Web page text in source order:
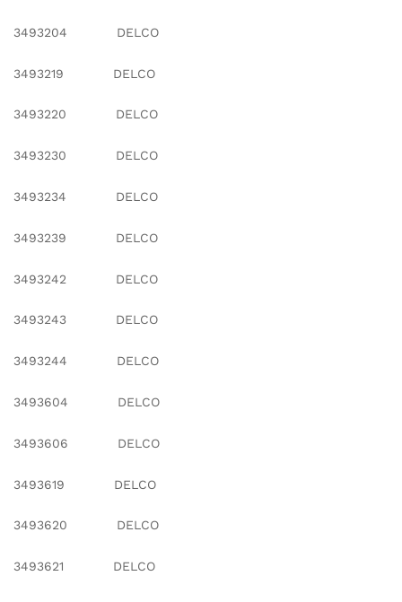
3493204 DELCO
3493219 DELCO
3493220 DELCO
3493230 DELCO
3493234 DELCO
3493239 DELCO
3493242 DELCO
3493243 DELCO
3493244 DELCO
3493604 DELCO
3493606 DELCO
3493619 DELCO
3493620 DELCO
3493621 DELCO